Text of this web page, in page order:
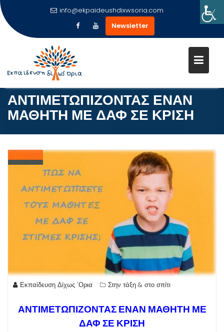
info@ekpaideushdixwsoria.com
Newsletter
ΑΝΤΙΜΕΤΩΠΙΖΟΝΤΑΣ ΕΝΑΝ
ΜΑΘΗΤΗ ΜΕ ΔΑΦ ΣΕ ΚΡΙΣΗ
Εκπαίδευση Δίχως 'Ορια Στην τάξη & στο σπίτι
ΑΝΤΙΜΕΤΩΠΙΖΟΝΤΑΣ ΕΝΑΝ ΜΑΘΗΤΗ ΜΕ
ΔΑΦ ΣΕ ΚΡΙΣΗ